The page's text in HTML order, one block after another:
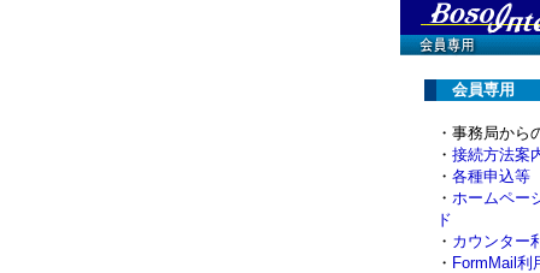
会員専用
・事務局から
・ 接続方法案
・ 各種申込等
・ ホームペー
ド
・ カウンター
・ FormMail利